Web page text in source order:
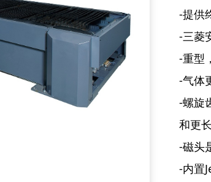
-提供
-三菱
-重型
-气体
-螺旋
和更
-磁头
-内置